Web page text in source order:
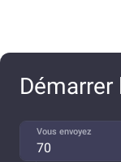
Démarrer
Vous envoyez